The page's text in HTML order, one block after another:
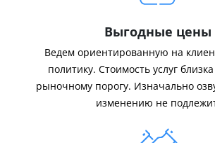
Выгодные цены
Ведем ориентированную на
политику. Стоимость услуг
рыночному порогу. Изначально
изменению не